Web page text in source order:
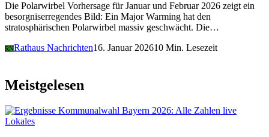
Die Polarwirbel Vorhersage für Januar und Februar 2026 zeigt ein
besorgniserregendes Bild: Ein Major Warming hat den
stratosphärischen Polarwirbel massiv geschwächt. Die…
RNRathaus Nachrichten16. Januar 202610 Min. Lesezeit
Meistgelesen
Lokales